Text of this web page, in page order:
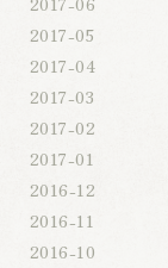
2017-05
2017-04
2017-03
2017-02
2017-01
2016-12
2016-11
2016-10